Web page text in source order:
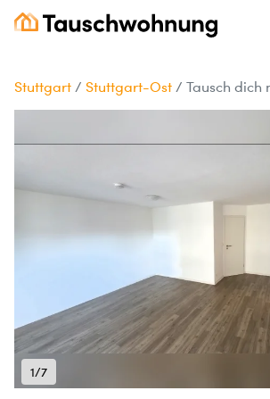
Stuttgart / Stuttgart-Ost /
1/7